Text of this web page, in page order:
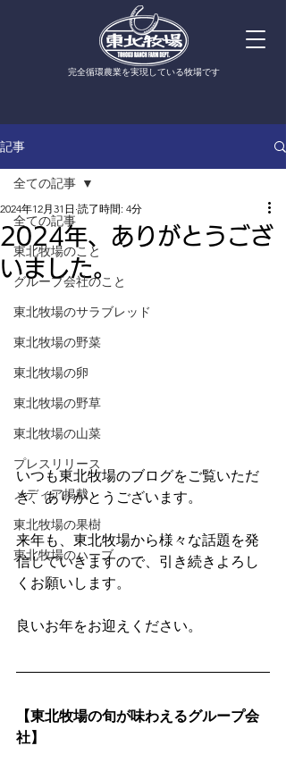
​完全循環農業を実現している牧場です
記事
全ての記事
東北牧場のこと
グループ会社のこと
東北牧場のサラブレッド
東北牧場の野菜
東北牧場の卵
東北牧場の野草
東北牧場の山菜
プレスリリース
メディア掲載
東北牧場の果樹
東北牧場のハーブ
全ての記事
2024年、ありがとうござ
いました。
2024年12月31日 読了時間: 4分
いつも東北牧場のブログをご覧いただ
き、ありがとうございます。
来年も、東北牧場から様々な話題を発
信していきますので、引き続きよろし
くお願いします。
良いお年をお迎えください。
【東北牧場の旬が味わえるグループ会
社】